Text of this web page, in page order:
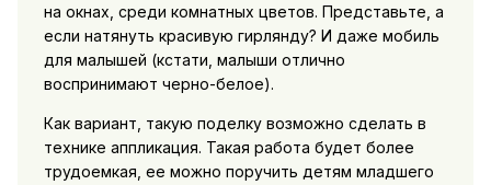
на окнах, среди комнатных цветов. Представьте, а
если натянуть красивую гирлянду? И даже мобиль
для малышей (кстати, малыши отлично
воспринимают черно-белое).
Как вариант, такую поделку возможно сделать в
технике аппликация. Такая работа будет более
трудоемкая, ее можно поручить детям младшего